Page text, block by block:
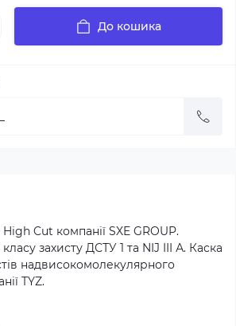
До кошика
Cut компанії SXE GROUP.
захисту ДСТУ 1 та NIJ III А. Каска
надвисокомолекулярного
TYZ.